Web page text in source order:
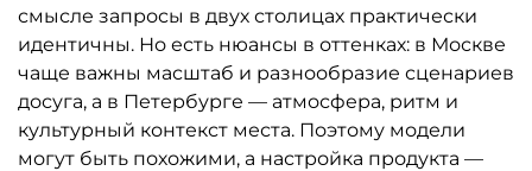
смысле запросы в двух столицах практически
идентичны. Но есть нюансы в оттенках: в Москве
чаще важны масштаб и разнообразие сценариев
досуга, а в Петербурге — атмосфера, ритм и
культурный контекст места. Поэтому модели
могут быть похожими, а настройка продукта —